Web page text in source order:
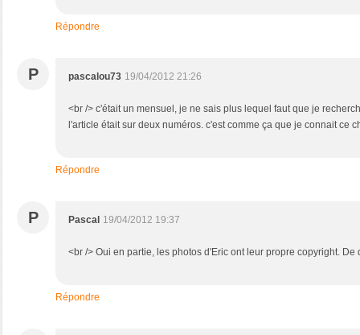
Répondre
P pascalou73 19/04/2012 21:26
<br /> c'était un mensuel, je ne sais plus lequel faut que je
l'article était sur deux numéros. c'est comme ça que je connait ce
Répondre
P Pascal 19/04/2012 19:37
<br /> Oui en partie, les photos d'Eric ont leur propre copyright.
Répondre